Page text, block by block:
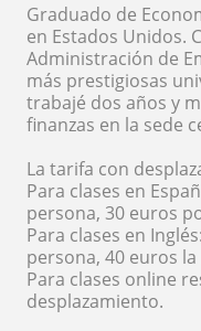
Graduado de
en Estados Unidos.
Administración de
más prestigiosas
trabajé dos años y
finanzas en la sede
La tarifa con
Para clases en
persona, 30 euros
Para clases en
persona, 40 euros
Para clases online
desplazamiento.